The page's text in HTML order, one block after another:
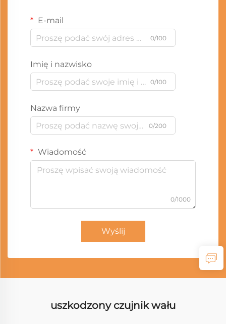
E-mail
0/100
Imię i nazwisko
0/100
Nazwa firmy
0/200
Wiadomość
0/1000
Wyślij
uszkodzony czujnik wału